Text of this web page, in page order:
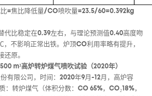
比=焦比降低量/CO喷吹量=23.5/60=0.392kg
代比稳定在0.39左右，与理论预测值0.40高度吻
不影响正常出铁。炉顶CO利用率略有提升，
还原。
m³高炉转炉煤气喷吹试验（2020年）
有限公司，时间：2020年9月-12月，高炉容
：转炉煤气（体积分数：CO 65%，CO₂18%，